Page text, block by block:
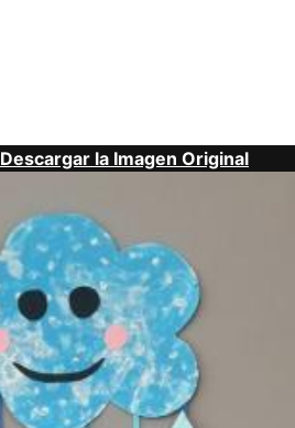
Descargar la Imagen Original